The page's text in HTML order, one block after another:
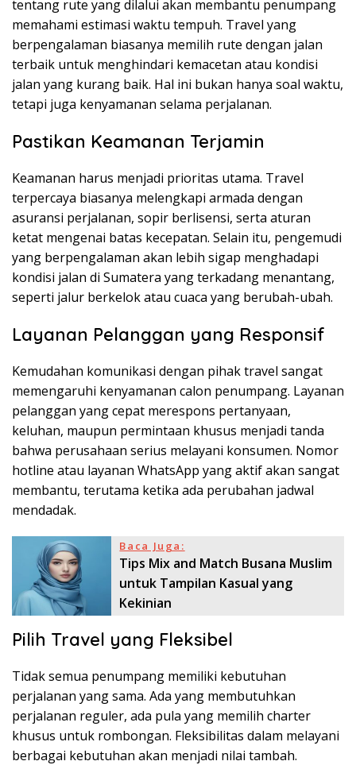
tentang rute yang dilalui akan membantu penumpang
memahami estimasi waktu tempuh. Travel yang
berpengalaman biasanya memilih rute dengan jalan
terbaik untuk menghindari kemacetan atau kondisi
jalan yang kurang baik. Hal ini bukan hanya soal waktu,
tetapi juga kenyamanan selama perjalanan.
Pastikan Keamanan Terjamin
Keamanan harus menjadi prioritas utama. Travel
terpercaya biasanya melengkapi armada dengan
asuransi perjalanan, sopir berlisensi, serta aturan
ketat mengenai batas kecepatan. Selain itu, pengemudi
yang berpengalaman akan lebih sigap menghadapi
kondisi jalan di Sumatera yang terkadang menantang,
seperti jalur berkelok atau cuaca yang berubah-ubah.
Layanan Pelanggan yang Responsif
Kemudahan komunikasi dengan pihak travel sangat
memengaruhi kenyamanan calon penumpang. Layanan
pelanggan yang cepat merespons pertanyaan,
keluhan, maupun permintaan khusus menjadi tanda
bahwa perusahaan serius melayani konsumen. Nomor
hotline atau layanan WhatsApp yang aktif akan sangat
membantu, terutama ketika ada perubahan jadwal
mendadak.
Baca Juga:
Tips Mix and Match Busana Muslim
untuk Tampilan Kasual yang
Kekinian
Pilih Travel yang Fleksibel
Tidak semua penumpang memiliki kebutuhan
perjalanan yang sama. Ada yang membutuhkan
perjalanan reguler, ada pula yang memilih charter
khusus untuk rombongan. Fleksibilitas dalam melayani
berbagai kebutuhan akan menjadi nilai tambah.